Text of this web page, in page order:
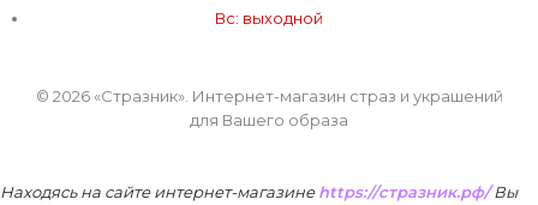
Вс: выходной
© 2026 «Стразник». Интернет-магазин страз и украшений
для Вашего образа
Находясь на сайте интернет-магазинеhttps://стразник.рф/Вы